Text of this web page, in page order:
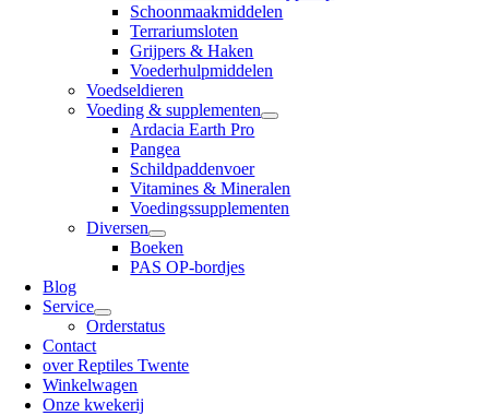
Schoonmaakmiddelen
Terrariumsloten
Grijpers & Haken
Voederhulpmiddelen
Voedseldieren
Voeding & supplementen
Ardacia Earth Pro
Pangea
Schildpaddenvoer
Vitamines & Mineralen
Voedingssupplementen
Diversen
Boeken
PAS OP-bordjes
Blog
Service
Orderstatus
Contact
over Reptiles Twente
Winkelwagen
Onze kwekerij